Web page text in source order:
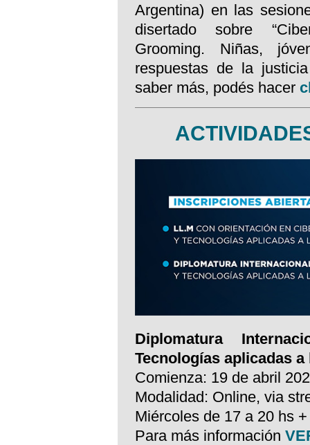
Argentina) en las
disertado sobre
Grooming. Niñas,
respuestas de la
saber más, podés hacer
Diplomatura
Tecnologías aplicadas
Comienza: 19 de abril
Modalidad: Online, via
Miércoles de 17 a 20 hs
Para más información